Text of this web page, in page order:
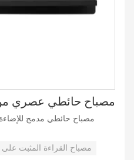
مصباح حائطي عصري من
مصباح حائط قاد قابل
مصباح القراءة المثبت على